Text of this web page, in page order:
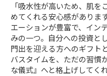
「吸水性が高いため、肌
めてくれる安心感がありま
エーションが豊富で、イン
みの一つ。自分への投資と
門出を迎える方へのギフト
バスタイムを、ただの習慣
な儀式』へと格上げしてく